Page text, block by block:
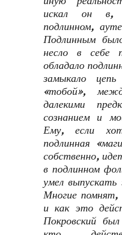
искал он в,
подлинном,
Подлинным
несло в себе
обладало
замыкало
«тобой»,
далекими
сознанием и
Ему, если
подлинная
собственно,
в подлинном
умел выпускать
Многие помнят,
и как это
Покровский